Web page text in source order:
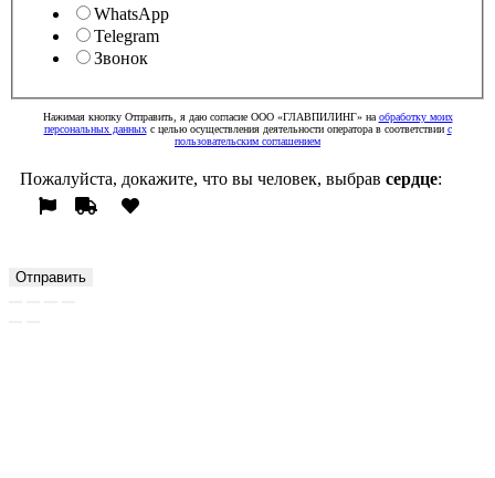
WhatsApp
Telegram
Звонок
Нажимая кнопку Отправить, я даю согласие ООО «ГЛАВПИЛИНГ» на обработку моих
персональных данныхс целью осуществления деятельности оператора в соответствии с
пользовательским соглашением
Пожалуйста, докажите, что вы человек, выбрав сердце:
Отправить